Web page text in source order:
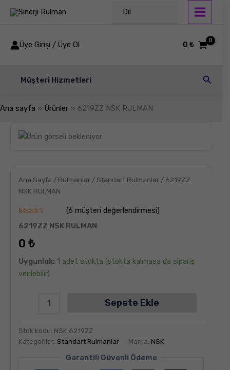
atla
Dil
Üye Girişi / Üye Ol 0₺
Müşteri Hizmetleri Arama
Ana sayfa Ürünler 6219ZZ NSK RULMAN
Ana Sayfa / Rulmanlar / Standart Rulmanlar / 6219ZZ
NSK RULMAN
6müşteri
puanına
5
5.00puan
aldı
(6 müşteri değerlendirmesi)
6219ZZ NSK RULMAN
0 ₺
Uygunluk: 1 adet stokta (stokta kalmasa da sipariş
verilebilir)
NSK
Sepete Ekle
Stok kodu: NSK 6219ZZ
Kategoriler: Standart Rulmanlar Marka: NSK
Garantili Güvenli Ödeme